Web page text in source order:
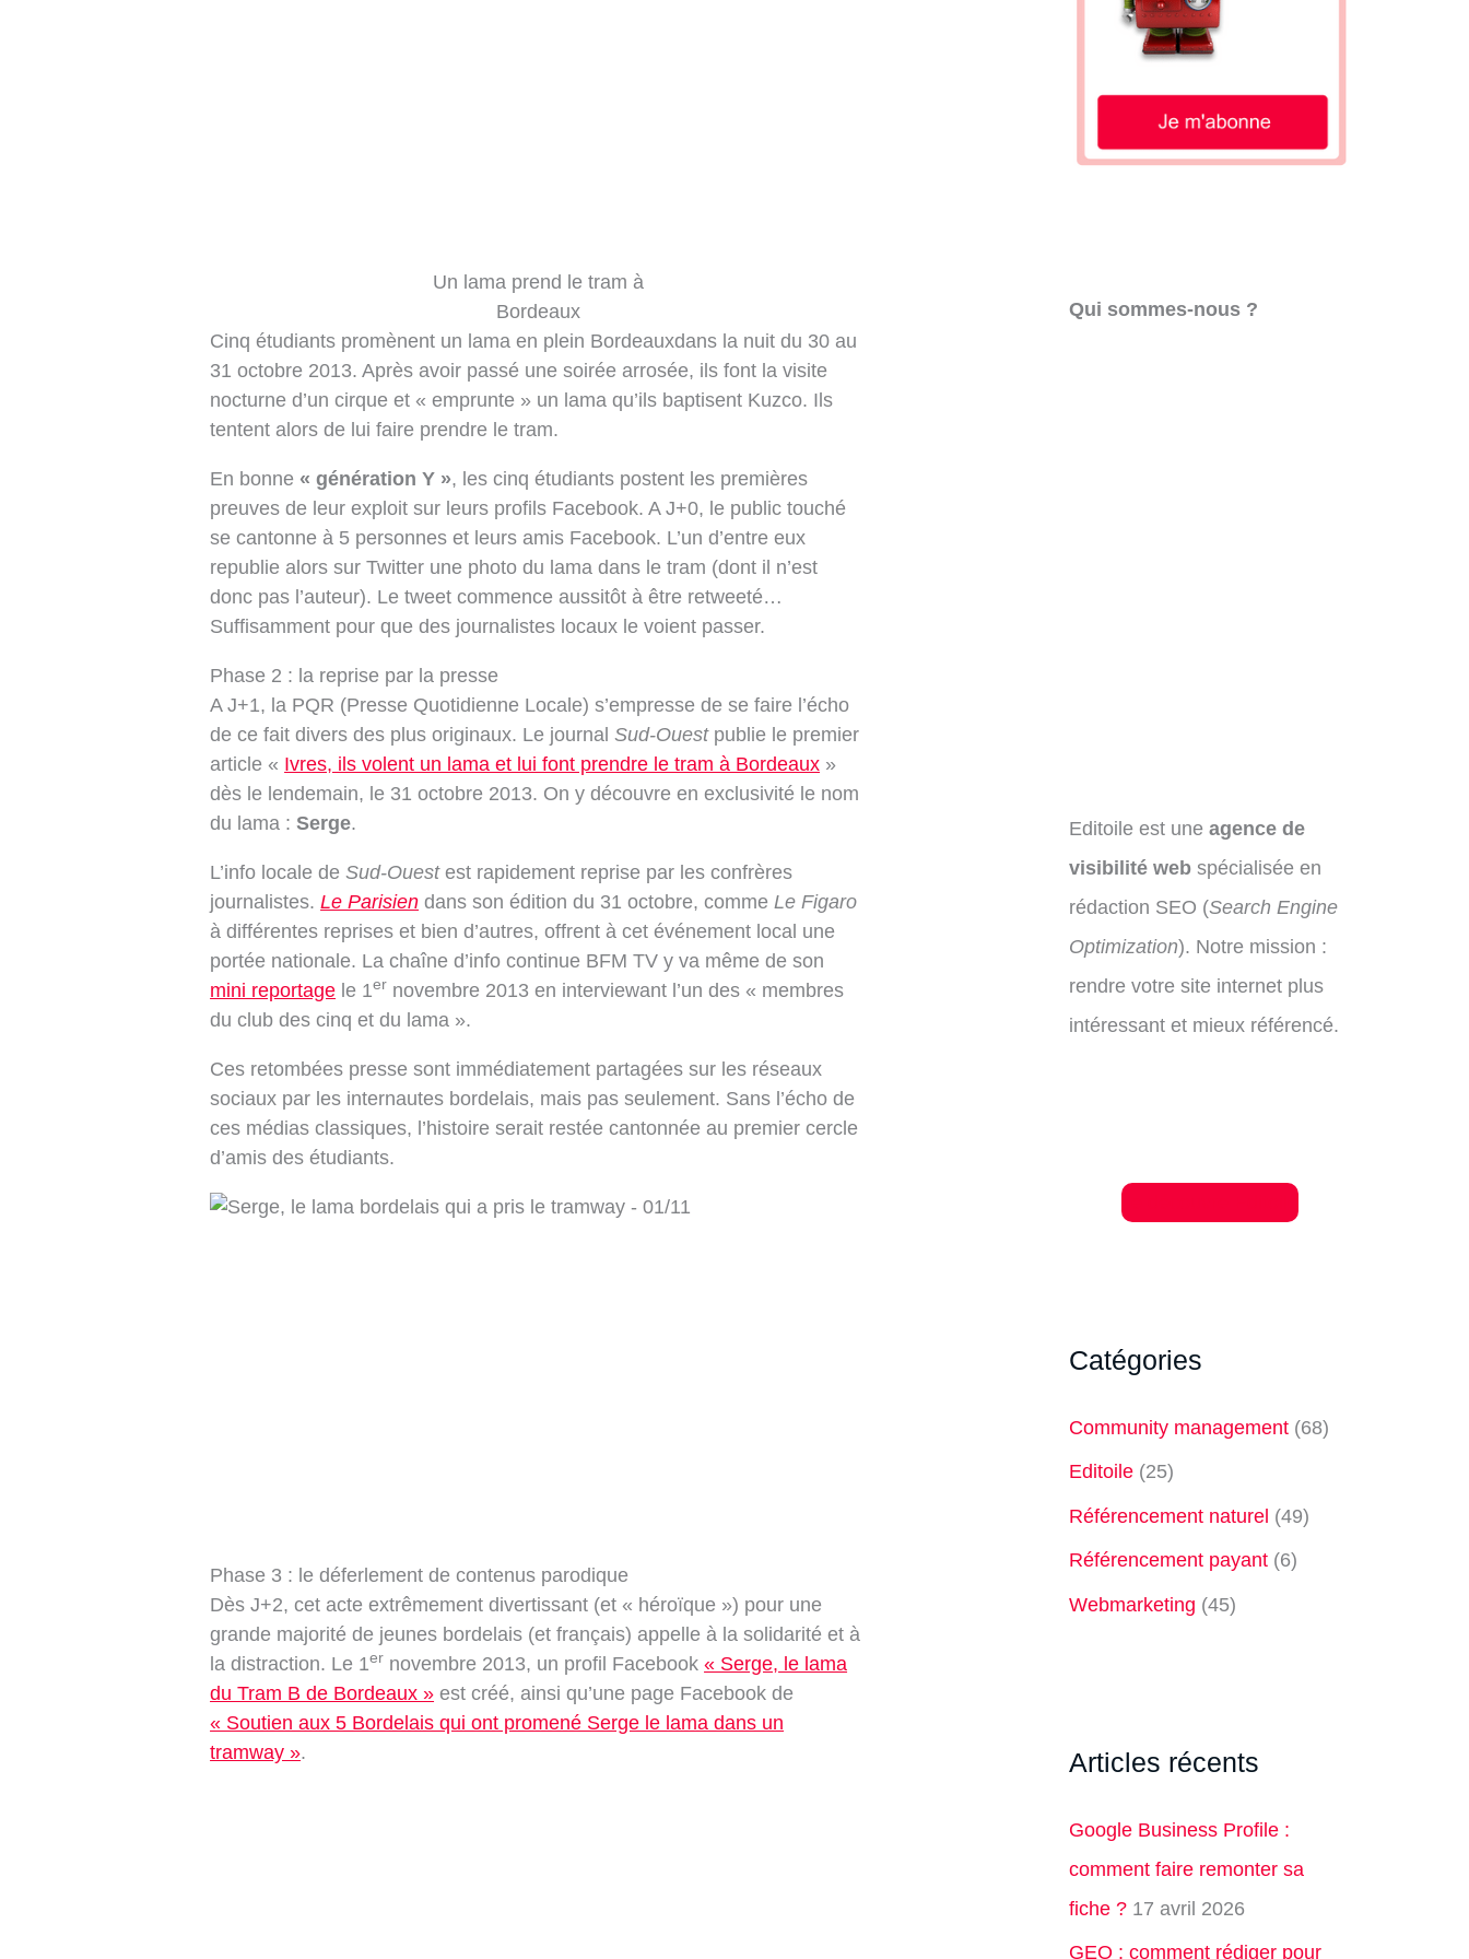
Un lama prend le tram à
Bordeaux
Cinq étudiants promènent un lama en plein Bordeauxdans la nuit du 30 au
31 octobre 2013. Après avoir passé une soirée arrosée, ils font la visite
nocturne d’un cirque et « emprunte » un lama qu’ils baptisent Kuzco. Ils
tentent alors de lui faire prendre le tram.
En bonne « génération Y », les cinq étudiants postent les premières
preuves de leur exploit sur leurs profils Facebook. A J+0, le public touché
se cantonne à 5 personnes et leurs amis Facebook. L’un d’entre eux
republie alors sur Twitter une photo du lama dans le tram (dont il n’est
donc pas l’auteur). Le tweet commence aussitôt à être retweeté…
Suffisamment pour que des journalistes locaux le voient passer.
Phase 2 : la reprise par la presse
A J+1, la PQR (Presse Quotidienne Locale) s’empresse de se faire l’écho
de ce fait divers des plus originaux. Le journalSud-Ouestpublie le premier
article « Ivres, ils volent un lama et lui font prendre le tram à Bordeaux »
dès le lendemain, le 31 octobre 2013. On y découvre en exclusivité le nom
du lama :Serge.
L’info locale deSud-Ouestest rapidement reprise par les confrères
journalistes.Le Parisien dans son édition du 31 octobre, comme Le Figaro
à différentes reprises et bien d’autres, offrent à cet événement local une
portée nationale. La chaîne d’info continue BFM TV y va même de son
mini reportage le 1er novembre 2013 en interviewant l’un des « membres
du club des cinq et du lama ».
Ces retombées presse sont immédiatement partagées sur les réseaux
sociaux par les internautes bordelais, mais pas seulement. Sans l’écho de
ces médias classiques, l’histoire serait restée cantonnée au premier cercle
d’amis des étudiants.
Phase 3 : le déferlement de contenus parodique
Dès J+2, cet acte extrêmement divertissant (et « héroïque ») pour une
grande majorité de jeunes bordelais (et français) appelle à la solidarité et à
la distraction. Le 1er novembre 2013, un profil Facebook« Serge, le lama
du Tram B de Bordeaux » est créé, ainsi qu’une page Facebook de
« Soutien aux 5 Bordelais qui ont promené Serge le lama dans un
tramway ».
Qui sommes-nous ?
Editoile est une agence de
visibilité web spécialisée en
rédaction SEO (Search Engine
Optimization). Notre mission :
rendre votre site internet plus
intéressant et mieux référencé.
Catégories
Community management (68)
Editoile (25)
Référencement naturel (49)
Référencement payant (6)
Webmarketing (45)
Articles récents
Google Business Profile :
comment faire remonter sa
fiche ? 17 avril 2026
GEO : comment rédiger pour